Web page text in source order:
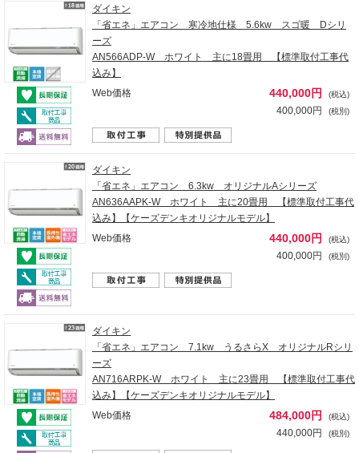
ダイキン
「省エネ」エアコン 寒冷地仕様 5.6kw スゴ暖 Dシリ
ーズ
AN566ADP-W ホワイト 主に18畳用 【標準取付工事代
込み】
Web価格
440,000円 (税込)
400,000円 (税別)
ダイキン
「省エネ」エアコン 6.3kw オリジナルAシリーズ
AN636AAPK-W ホワイト 主に20畳用 【標準取付工事代
込み】【ケーズデンキオリジナルモデル】
Web価格
440,000円 (税込)
400,000円 (税別)
ダイキン
「省エネ」エアコン 7.1kw うるさらX オリジナルRシリ
ーズ
AN716ARPK-W ホワイト 主に23畳用 【標準取付工事代
込み】【ケーズデンキオリジナルモデル】
Web価格
484,000円 (税込)
440,000円 (税別)